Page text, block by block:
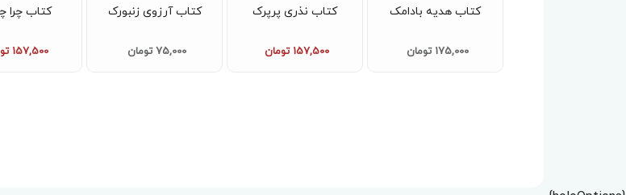
کتاب هدیه بادامک
175,000 تومان
کتاب نذری پرپرک
157,500 تومان
کتاب آرزوی زنبورک
75,000 تومان
کتاب چرا
157,500 تومان